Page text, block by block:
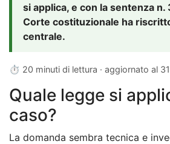
si applica, e con la sentenza
Corte costituzionale ha
centrale.
⏱ 20 minuti di lettura · aggiornato al
Quale legge si
caso?
La domanda sembra tecnica e